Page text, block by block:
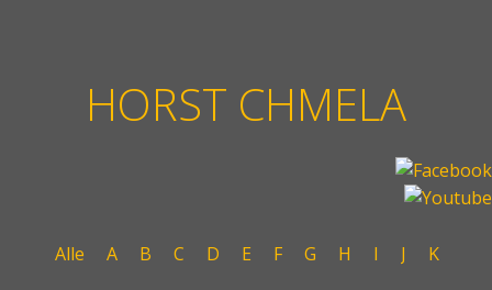
HORST CHMELA
Alle A B C D E F G H I J K